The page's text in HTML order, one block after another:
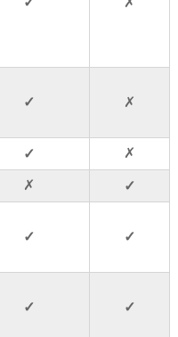
✓ ✗
✓
✗
✗ ✓
✓ ✓
✓ ✓